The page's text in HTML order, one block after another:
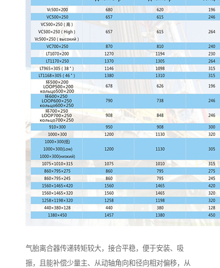
气胎离合器传递转矩较大，接合平稳，便于安装、吸
振，且能补偿少量主、从动轴角向和径向相对偏移，从